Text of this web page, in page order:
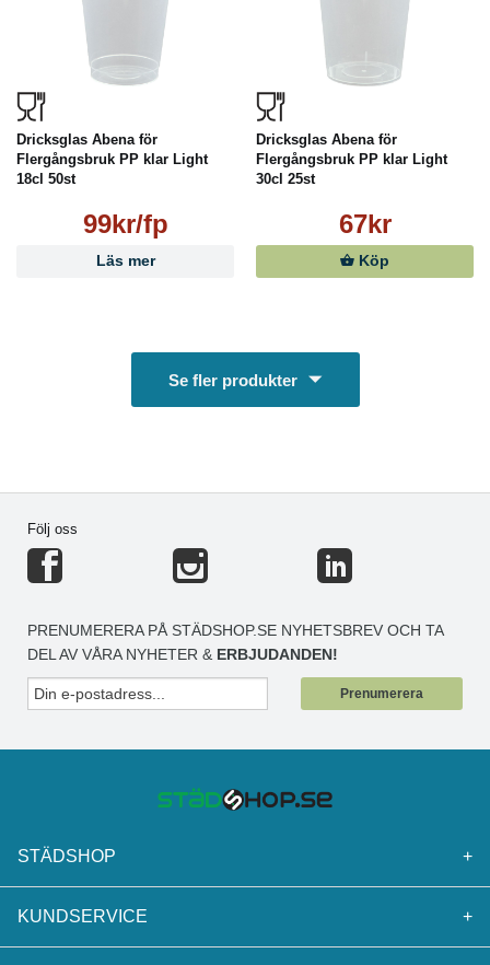
Dricksglas Abena för
Flergångsbruk PP klar Light
18cl 50st
99kr/fp
Läs mer
Dricksglas Abena för
Flergångsbruk PP klar Light
30cl 25st
67kr
Köp
Se fler produkter
Följ oss
PRENUMERERA PÅ STÄDSHOP.SE NYHETSBREV OCH TA
DEL AV VÅRA NYHETER & ERBJUDANDEN!
Prenumerera
STÄDSHOP +
KUNDSERVICE +